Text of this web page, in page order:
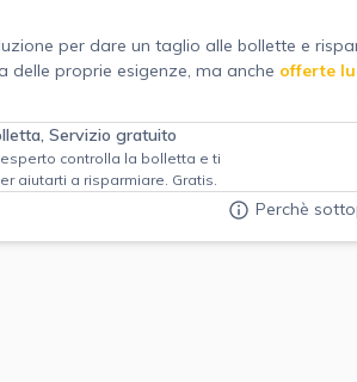
per dare un taglio alle bollette e
delle proprie esigenze, ma anche offerte
Servizio gratuito
controlla la bolletta e ti
aiutarti a risparmiare. Gratis.
Perchè